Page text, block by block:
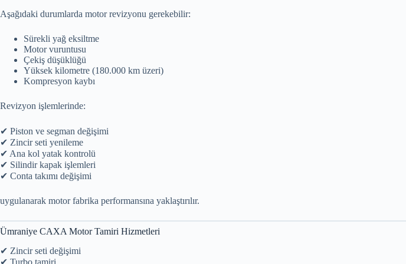
Aşağıdaki durumlarda motor revizyonu gerekebilir:
Sürekli yağ eksiltme
Motor vuruntusu
Çekiş düşüklüğü
Yüksek kilometre (180.000 km üzeri)
Kompresyon kaybı
Revizyon işlemlerinde:
✔ Piston ve segman değişimi
✔ Zincir seti yenileme
✔ Ana kol yatak kontrolü
✔ Silindir kapak işlemleri
✔ Conta takımı değişimi
uygulanarak motor fabrika performansına yaklaştırılır.
Ümraniye CAXA Motor Tamiri Hizmetleri
✔ Zincir seti değişimi